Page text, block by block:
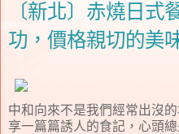
〔新北〕赤燒日式
功，價格親切的美
中和向來不是我們經常出沒
享一篇篇誘人的食記，心頭